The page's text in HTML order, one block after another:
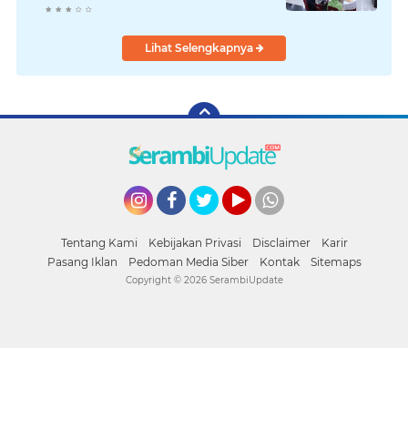
Lihat Selengkapnya
Tentang Kami Kebijakan Privasi Disclaimer
Karir
Pasang Iklan
Pedoman Media Siber Kontak Sitemaps
Copyright © 2026 SerambiUpdate